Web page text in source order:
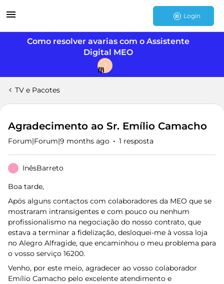
Login
Como resolver avarias com o Assistente
Digital MEO
J
TV e Pacotes
Agradecimento ao Sr. Emílio Camacho
Forum|Forum|9 months ago 1 resposta
I InêsBarreto
Boa tarde,
Após alguns contactos com colaboradores da MEO que se
mostraram intransigentes e com pouco ou nenhum
profissionalismo na negociação do nosso contrato, que
estava a terminar a fidelização, desloquei-me à vossa loja
no Alegro Alfragide, que encaminhou o meu problema para
o vosso serviço 16200.
Venho, por este meio, agradecer ao vosso colaborador
Emílio Camacho pelo excelente atendimento e